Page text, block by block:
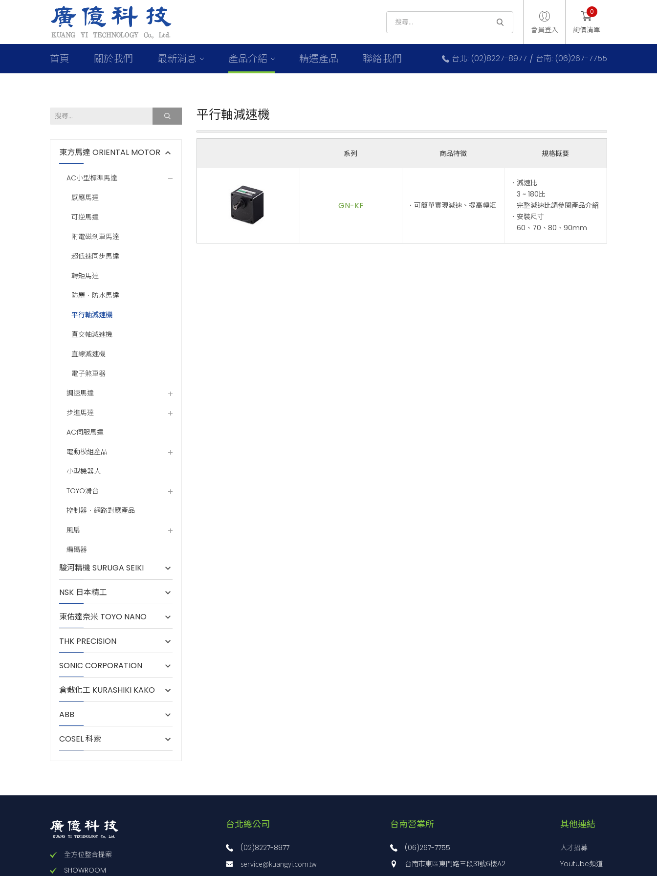
會員登入 詢價清單
0
首頁 關於我們 最新消息 產品介紹 精選產品 聯絡我們 台北: (02)8227-8977 台南: (06)267-7755
東方馬達 ORIENTAL MOTOR
AC小型標準馬達
感應馬達
可逆馬達
附電磁剎車馬達
超低速同步馬達
轉矩馬達
防塵．防水馬達
平行軸減速機
直交軸減速機
直線減速機
電子煞車器
調速馬達
步進馬達
AC伺服馬達
電動模組產品
小型機器人
TOYO滑台
控制器．網路對應產品
風扇
編碼器
駿河精機 SURUGA SEIKI
NSK 日本精工
東佑達奈米 TOYO NANO
THK PRECISION
SONIC CORPORATION
倉敷化工 KURASHIKI KAKO
ABB
COSEL 科索
平行軸減速機
系列 商品特徵 規格概要
GN-KF ．可簡單實現減速、提高轉矩
．減速比
3 ~ 180比
完整減速比請參閱產品介紹
．安裝尺寸
60、70、80、90mm
全方位整合提案
SHOWROOM
台北總公司
(02)8227-8977
service@kuangyi.com.tw
台南營業所
(06)267-7755
台南市東區東門路三段31號6樓A2
其他連結
人才招募
Youtube頻道